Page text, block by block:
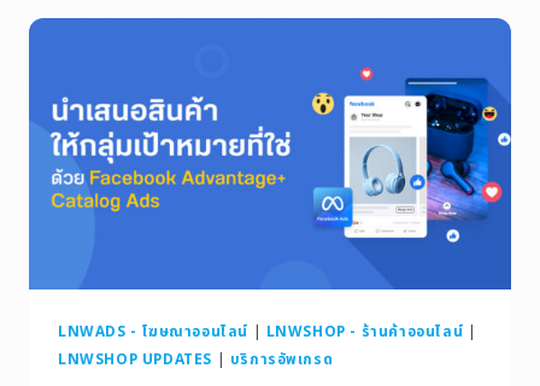
LNWADS - โฆษณาออนไลน์ | LNWSHOP - ร้านค้าออนไลน์ |
LNWSHOP UPDATES | บริการอัพเกรด